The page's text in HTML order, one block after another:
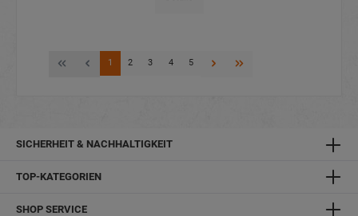
1 2 3 4 5
SICHERHEIT & NACHHALTIGKEIT
TOP-KATEGORIEN
SHOP SERVICE